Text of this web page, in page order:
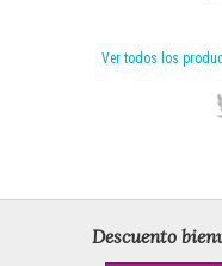
Ver todos los
Descuento